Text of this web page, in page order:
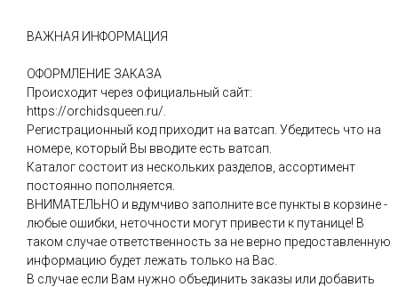
ВАЖНАЯ ИНФОРМАЦИЯ
ОФОРМЛЕНИЕ ЗАКАЗА
Происходит через официальный сайт:
https://orchidsqueen.ru/.
Регистрационный код приходит на ватсап. Убедитесь что на
номере, который Вы вводите есть ватсап.
Каталог состоит из нескольких разделов, ассортимент
постоянно пополняется.
ВНИМАТЕЛЬНО и вдумчиво заполните все пункты в корзине -
любые ошибки, неточности могут привести к путанице! В
таком случае ответственность за не верно предоставленную
информацию будет лежать только на Вас.
В случае если Вам нужно объединить заказы или добавить